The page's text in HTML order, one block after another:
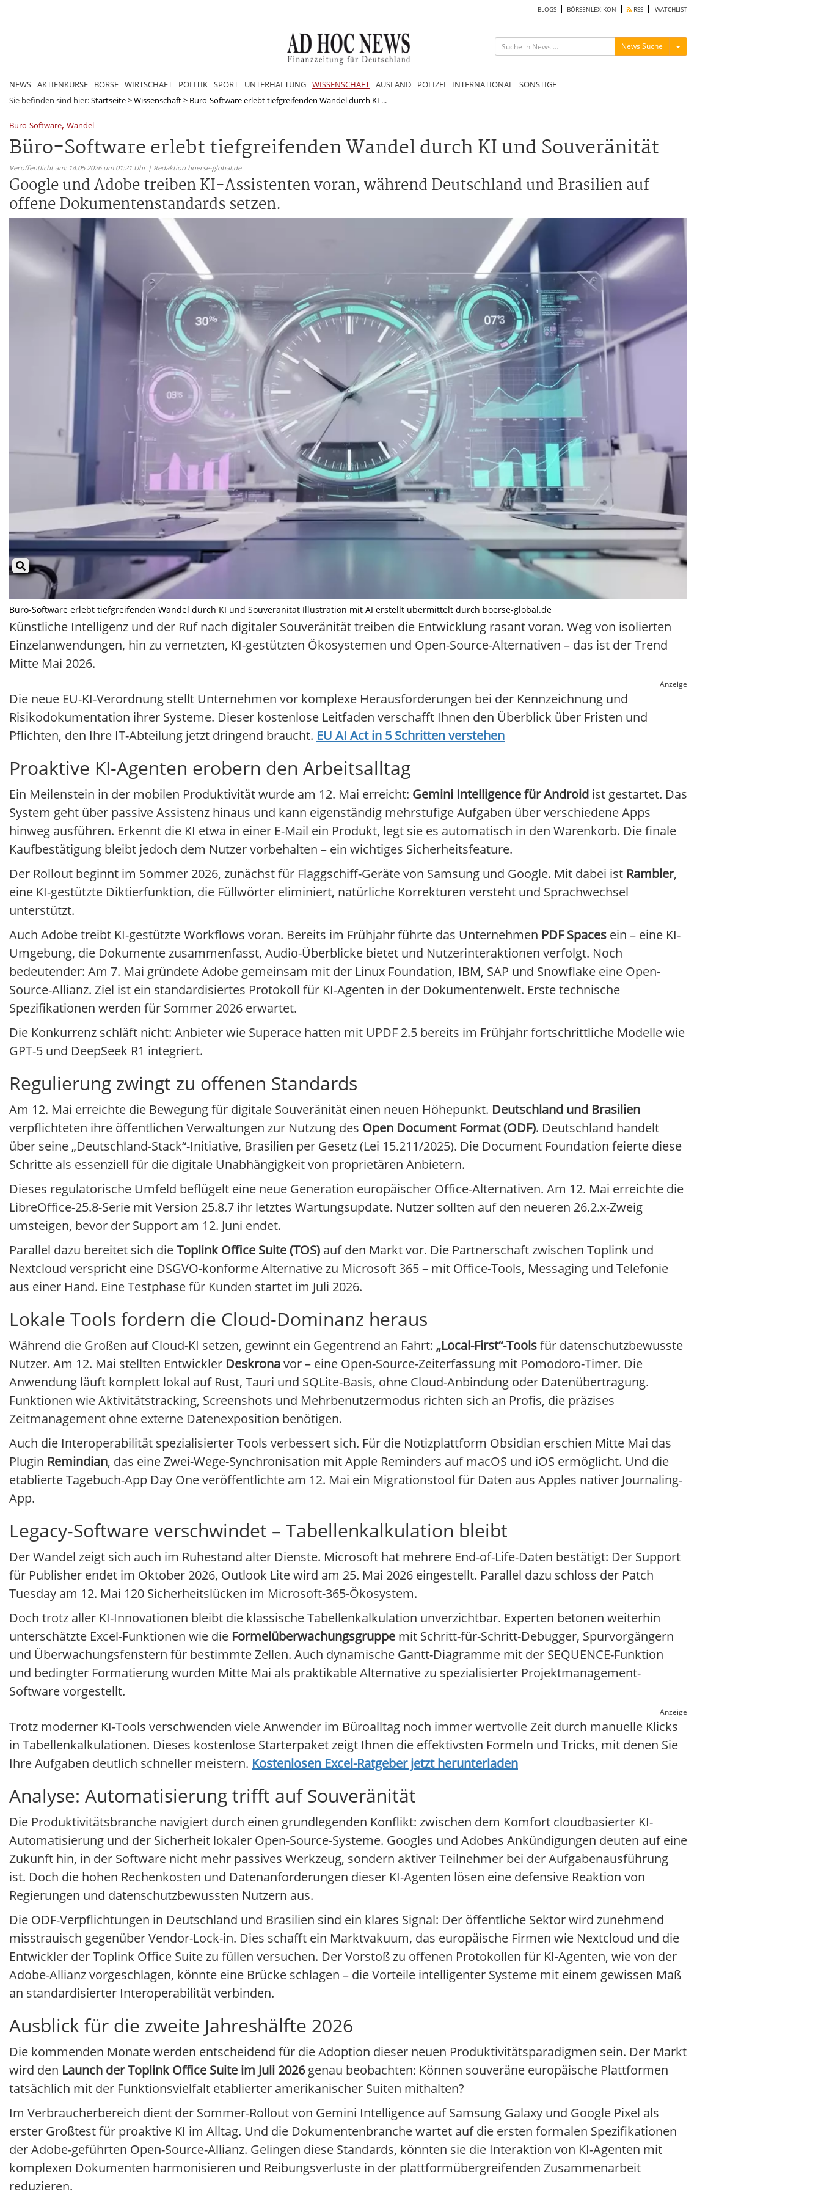
BLOGS BÖRSENLEXIKON RSS WATCHLIST
News Suche Menü ein-/ausblenden
NEWS AKTIENKURSE BÖRSE WIRTSCHAFT POLITIK SPORT UNTERHALTUNG WISSENSCHAFT AUSLAND POLIZEI INTERNATIONAL SONSTIGE
Sie befinden sind hier:Startseite>Wissenschaft> Büro-Software erlebt tiefgreifenden Wandel durch KI ...
Büro-Software, Wandel
Büro-Software erlebt tiefgreifenden Wandel durch KI und Souveränität
Veröffentlicht am: 14.05.2026 um 01:21 Uhr | Redaktion boerse-global.de
Google und Adobe treiben KI-Assistenten voran, während Deutschland und Brasilien auf
offene Dokumentenstandards setzen.
Büro-Software erlebt tiefgreifenden Wandel durch KI und Souveränität Illustration mit AI erstellt übermittelt durch boerse-global.de
Künstliche Intelligenz und der Ruf nach digitaler Souveränität treiben die Entwicklung rasant voran. Weg von isolierten
Einzelanwendungen, hin zu vernetzten, KI-gestützten Ökosystemen und Open-Source-Alternativen – das ist der Trend
Mitte Mai 2026.
Anzeige
Die neue EU-KI-Verordnung stellt Unternehmen vor komplexe Herausforderungen bei der Kennzeichnung und
Risikodokumentation ihrer Systeme. Dieser kostenlose Leitfaden verschafft Ihnen den Überblick über Fristen und
Pflichten, den Ihre IT-Abteilung jetzt dringend braucht. EU AI Act in 5 Schritten verstehen
Proaktive KI-Agenten erobern den Arbeitsalltag
Ein Meilenstein in der mobilen Produktivität wurde am 12. Mai erreicht: Gemini Intelligence für Android ist gestartet. Das
System geht über passive Assistenz hinaus und kann eigenständig mehrstufige Aufgaben über verschiedene Apps
hinweg ausführen. Erkennt die KI etwa in einer E-Mail ein Produkt, legt sie es automatisch in den Warenkorb. Die finale
Kaufbestätigung bleibt jedoch dem Nutzer vorbehalten – ein wichtiges Sicherheitsfeature.
Der Rollout beginnt im Sommer 2026, zunächst für Flaggschiff-Geräte von Samsung und Google. Mit dabei ist Rambler,
eine KI-gestützte Diktierfunktion, die Füllwörter eliminiert, natürliche Korrekturen versteht und Sprachwechsel
unterstützt.
Auch Adobe treibt KI-gestützte Workflows voran. Bereits im Frühjahr führte das Unternehmen PDF Spaces ein – eine KI-
Umgebung, die Dokumente zusammenfasst, Audio-Überblicke bietet und Nutzerinteraktionen verfolgt. Noch
bedeutender: Am 7. Mai gründete Adobe gemeinsam mit der Linux Foundation, IBM, SAP und Snowflake eine Open-
Source-Allianz. Ziel ist ein standardisiertes Protokoll für KI-Agenten in der Dokumentenwelt. Erste technische
Spezifikationen werden für Sommer 2026 erwartet.
Die Konkurrenz schläft nicht: Anbieter wie Superace hatten mit UPDF 2.5 bereits im Frühjahr fortschrittliche Modelle wie
GPT-5 und DeepSeek R1 integriert.
Regulierung zwingt zu offenen Standards
Am 12. Mai erreichte die Bewegung für digitale Souveränität einen neuen Höhepunkt. Deutschland und Brasilien
verpflichteten ihre öffentlichen Verwaltungen zur Nutzung des Open Document Format (ODF). Deutschland handelt
über seine „Deutschland-Stack“-Initiative, Brasilien per Gesetz (Lei 15.211/2025). Die Document Foundation feierte diese
Schritte als essenziell für die digitale Unabhängigkeit von proprietären Anbietern.
Dieses regulatorische Umfeld beflügelt eine neue Generation europäischer Office-Alternativen. Am 12. Mai erreichte die
LibreOffice-25.8-Serie mit Version 25.8.7 ihr letztes Wartungsupdate. Nutzer sollten auf den neueren 26.2.x-Zweig
umsteigen, bevor der Support am 12. Juni endet.
Parallel dazu bereitet sich dieToplink Office Suite (TOS) auf den Markt vor. Die Partnerschaft zwischen Toplink und
Nextcloud verspricht eine DSGVO-konforme Alternative zu Microsoft 365 – mit Office-Tools, Messaging und Telefonie
aus einer Hand. Eine Testphase für Kunden startet im Juli 2026.
Lokale Tools fordern die Cloud-Dominanz heraus
Während die Großen auf Cloud-KI setzen, gewinnt ein Gegentrend an Fahrt: „Local-First“-Toolsfür datenschutzbewusste
Nutzer. Am 12. Mai stellten Entwickler Deskronavor – eine Open-Source-Zeiterfassung mit Pomodoro-Timer. Die
Anwendung läuft komplett lokal auf Rust, Tauri und SQLite-Basis, ohne Cloud-Anbindung oder Datenübertragung.
Funktionen wie Aktivitätstracking, Screenshots und Mehrbenutzermodus richten sich an Profis, die präzises
Zeitmanagement ohne externe Datenexposition benötigen.
Auch die Interoperabilität spezialisierter Tools verbessert sich. Für die Notizplattform Obsidian erschien Mitte Mai das
Plugin Remindian, das eine Zwei-Wege-Synchronisation mit Apple Reminders auf macOS und iOS ermöglicht. Und die
etablierte Tagebuch-App Day One veröffentlichte am 12. Mai ein Migrationstool für Daten aus Apples nativer Journaling-
App.
Legacy-Software verschwindet – Tabellenkalkulation bleibt
Der Wandel zeigt sich auch im Ruhestand alter Dienste. Microsoft hat mehrere End-of-Life-Daten bestätigt: Der Support
für Publisher endet im Oktober 2026, Outlook Lite wird am 25. Mai 2026 eingestellt. Parallel dazu schloss der Patch
Tuesday am 12. Mai 120 Sicherheitslücken im Microsoft-365-Ökosystem.
Doch trotz aller KI-Innovationen bleibt die klassische Tabellenkalkulation unverzichtbar. Experten betonen weiterhin
unterschätzte Excel-Funktionen wie die Formelüberwachungsgruppe mit Schritt-für-Schritt-Debugger, Spurvorgängern
und Überwachungsfenstern für bestimmte Zellen. Auch dynamische Gantt-Diagramme mit der SEQUENCE-Funktion
und bedingter Formatierung wurden Mitte Mai als praktikable Alternative zu spezialisierter Projektmanagement-
Software vorgestellt.
Anzeige
Trotz moderner KI-Tools verschwenden viele Anwender im Büroalltag noch immer wertvolle Zeit durch manuelle Klicks
in Tabellenkalkulationen. Dieses kostenlose Starterpaket zeigt Ihnen die effektivsten Formeln und Tricks, mit denen Sie
Ihre Aufgaben deutlich schneller meistern. Kostenlosen Excel-Ratgeber jetzt herunterladen
Analyse: Automatisierung trifft auf Souveränität
Die Produktivitätsbranche navigiert durch einen grundlegenden Konflikt: zwischen dem Komfort cloudbasierter KI-
Automatisierung und der Sicherheit lokaler Open-Source-Systeme. Googles und Adobes Ankündigungen deuten auf eine
Zukunft hin, in der Software nicht mehr passives Werkzeug, sondern aktiver Teilnehmer bei der Aufgabenausführung
ist. Doch die hohen Rechenkosten und Datenanforderungen dieser KI-Agenten lösen eine defensive Reaktion von
Regierungen und datenschutzbewussten Nutzern aus.
Die ODF-Verpflichtungen in Deutschland und Brasilien sind ein klares Signal: Der öffentliche Sektor wird zunehmend
misstrauisch gegenüber Vendor-Lock-in. Dies schafft ein Marktvakuum, das europäische Firmen wie Nextcloud und die
Entwickler der Toplink Office Suite zu füllen versuchen. Der Vorstoß zu offenen Protokollen für KI-Agenten, wie von der
Adobe-Allianz vorgeschlagen, könnte eine Brücke schlagen – die Vorteile intelligenter Systeme mit einem gewissen Maß
an standardisierter Interoperabilität verbinden.
Ausblick für die zweite Jahreshälfte 2026
Die kommenden Monate werden entscheidend für die Adoption dieser neuen Produktivitätsparadigmen sein. Der Markt
wird den Launch der Toplink Office Suite im Juli 2026genau beobachten: Können souveräne europäische Plattformen
tatsächlich mit der Funktionsvielfalt etablierter amerikanischer Suiten mithalten?
Im Verbraucherbereich dient der Sommer-Rollout von Gemini Intelligence auf Samsung Galaxy und Google Pixel als
erster Großtest für proaktive KI im Alltag. Und die Dokumentenbranche wartet auf die ersten formalen Spezifikationen
der Adobe-geführten Open-Source-Allianz. Gelingen diese Standards, könnten sie die Interaktion von KI-Agenten mit
komplexen Dokumenten harmonisieren und Reibungsverluste in der plattformübergreifenden Zusammenarbeit
reduzieren.